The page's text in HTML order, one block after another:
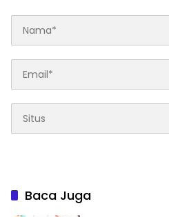
Baca Juga